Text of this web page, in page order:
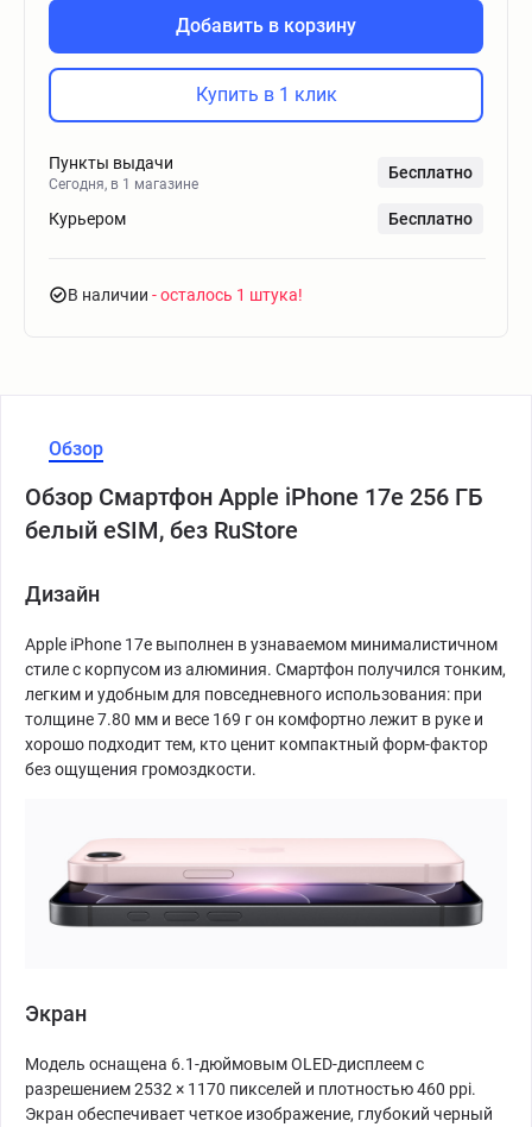
Добавить в корзину
Купить в 1 клик
Пункты выдачи
Сегодня, в 1 магазине
Бесплатно
Курьером Бесплатно
В наличии - осталось 1 штука
Обзор
Обзор Смартфон Apple iPhone 17e 256 ГБ
белый eSIM, без RuStore
Дизайн
Apple iPhone 17e выполнен в узнаваемом минималистичном
стиле с корпусом из алюминия. Смартфон получился тонким,
легким и удобным для повседневного использования: при
толщине 7.80 мм и весе 169 г он комфортно лежит в руке и
хорошо подходит тем, кто ценит компактный форм-фактор
без ощущения громоздкости.
Экран
Модель оснащена 6.1-дюймовым OLED-дисплеем с
разрешением 2532 × 1170 пикселей и плотностью 460 ppi.
Экран обеспечивает четкое изображение, глубокий черный